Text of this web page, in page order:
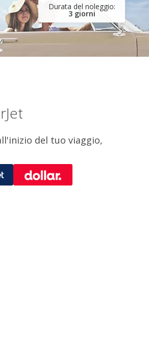
Hrvatski
3 giorni
del tuo viaggio,